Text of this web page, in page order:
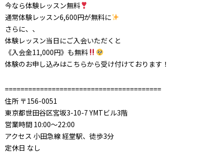
今なら体験レッスン無料
通常体験レッスン6,600円が無料に
さらに、、
体験レッスン当日にご入会いただくと
《入会金11,000円》も無料
体験のお申し込みはこちらから受け付けております！
========================================
住所 〒156-0051
東京都世田谷区宮坂3-10-7 YMTビル3階
営業時間 10:00～22:00
アクセス 小田急線 経堂駅、徒歩3分
定休日 なし